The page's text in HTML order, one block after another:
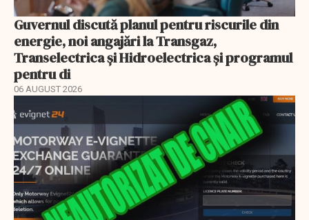
Guvernul discută planul pentru riscurile din
energie, noi angajări la Transgaz,
Transelectrica și Hidroelectrica și programul
pentru di
06 AUGUST 2026